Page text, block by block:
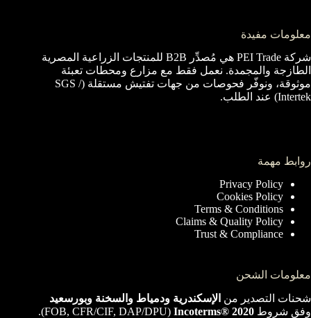
معلومات مفيدة
شركة PEI Trade هي مُصدِّر B2B للمنتجات الزراعية المصرية
الطازجة والمجمدة. نعمل فقط مع مزارع ومحطات تعبئة
موثوقة، ونوفّر فحوصات من جهات تفتيش مستقلة (SGS /
Intertek) عند الطلب.
روابط مهمة
Privacy Policy
Cookies Policy
Terms & Conditions
Claims & Quality Policy
Trust & Compliance
معلومات الشحن
شحنات التصدير من الإسكندرية ودمياط والسخنة وبورسعيد
وفق شروط Incoterms® 2020
‏(FOB, CFR/CIF, DAP/DPU).